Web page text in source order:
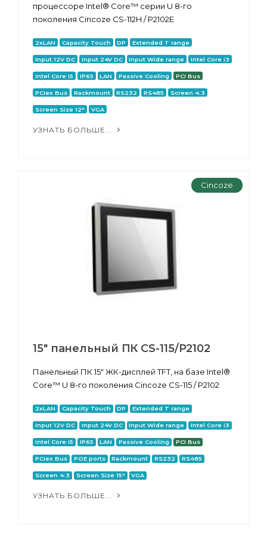
процессоре Intel® Core™ серии U 8-го
поколения Cincoze CS-112H / P2102E
2xLAN Capacity Touch DP Extended T range
Input 12V DC Input 24V DC Input Wide range Intel Core i3
Intel Core i5 IP65 LAN Passive Cooling PCI Bus
PCIex Bus Rackmount RS232 RS485 Screen 4:3
Screen Size 12" VGA
УЗНАТЬ БОЛЬШЕ...
Cincoze
15" панельный ПК CS-115/P2102
Панельный ПК 15" ЖК-дисплей TFT, на базе Intel®
Core™ U 8-го поколения Cincoze CS-115 / P2102
2xLAN Capacity Touch DP Extended T range
Input 12V DC Input 24V DC Input Wide range Intel Core i3
Intel Core i5 IP65 LAN Passive Cooling PCI Bus
PCIex Bus POE ports Rackmount RS232 RS485
Screen 4:3 Screen Size 15" VGA
УЗНАТЬ БОЛЬШЕ...